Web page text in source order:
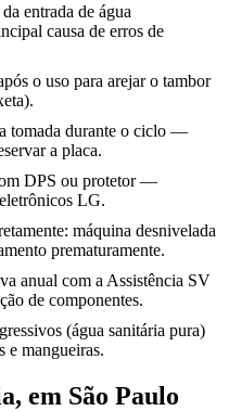
entrada de água
causa de erros de
o uso para arejar o tambor
tomada durante o ciclo —
a placa.
DPS ou protetor —
LG.
máquina desnivelada
prematuramente.
anual com a Assistência SV
de componentes.
(água sanitária pura)
e mangueiras.
, em São Paulo